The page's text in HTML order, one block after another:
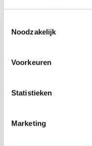
Noodzakelijk
Voorkeuren
Statistieken
Marketing
Recent bekeken
MATE X 750W Electrische
Fiets oplader